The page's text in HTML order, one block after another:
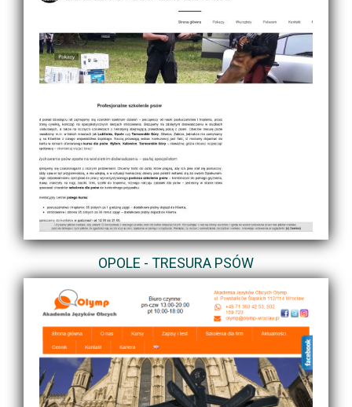
OPOLE - TRESURA PSÓW